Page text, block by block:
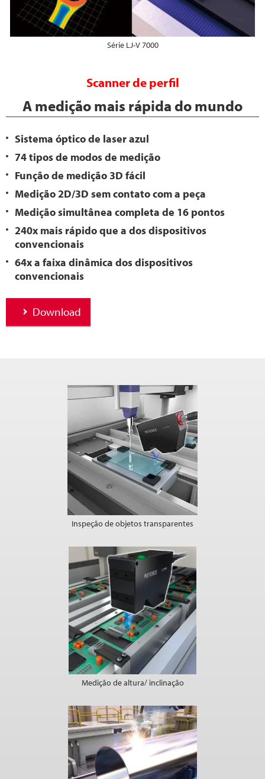
Série LJ-V 7000
Scanner de perfil
A medição mais rápida do mundo
Sistema óptico de laser azul
74 tipos de modos de medição
Função de medição 3D fácil
Medição 2D/3D sem contato com a peça
Medição simultânea completa de 16 pontos
240x mais rápido que a dos dispositivos
convencionais
64x a faixa dinâmica dos dispositivos
convencionais
Download
Inspeção de objetos transparentes
Medição de altura/ inclinação